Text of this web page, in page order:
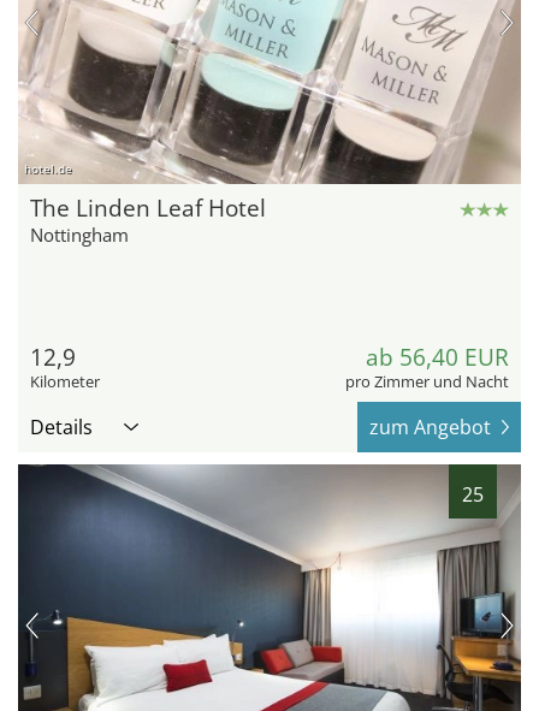
hotel.de
The Linden Leaf Hotel
Nottingham
12,9
Kilometer
ab 56,40 EUR
pro Zimmer und Nacht
Details zum Angebot
25